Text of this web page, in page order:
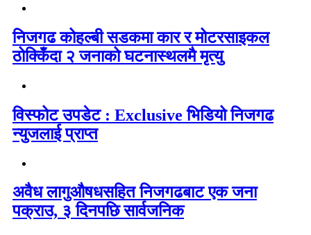
निजगढ कोहल्बी सडकमा कार र मोटरसाइकल
ठोक्किँदा २ जनाको घटनास्थलमै मृत्यु
विस्फोट उपडेट : Exclusive भिडियो निजगढ
न्युजलाई प्राप्त
अवैध लागुऔषधसहित निजगढबाट एक जना
पक्राउ, ३ दिनपछि सार्वजनिक